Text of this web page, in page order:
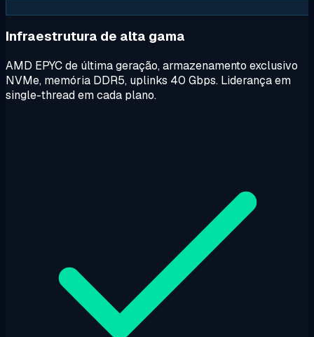
Infraestrutura de alta gama
AMD EPYC de última geração, armazenamento exclusivo
NVMe, memória DDR5, uplinks 40 Gbps. Liderança em
single-thread em cada plano.